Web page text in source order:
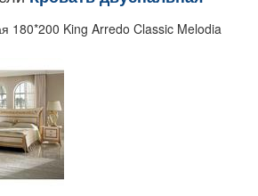
180*200 King Arredo Classic Melodia